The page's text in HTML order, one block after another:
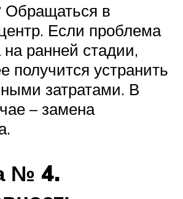
Обращаться в
Если проблема
ранней стадии,
получится устранить
затратами. В
– замена
№ 4.